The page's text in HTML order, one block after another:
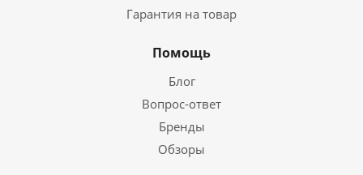
Гарантия на товар
Помощь
Блог
Вопрос-ответ
Бренды
Обзоры